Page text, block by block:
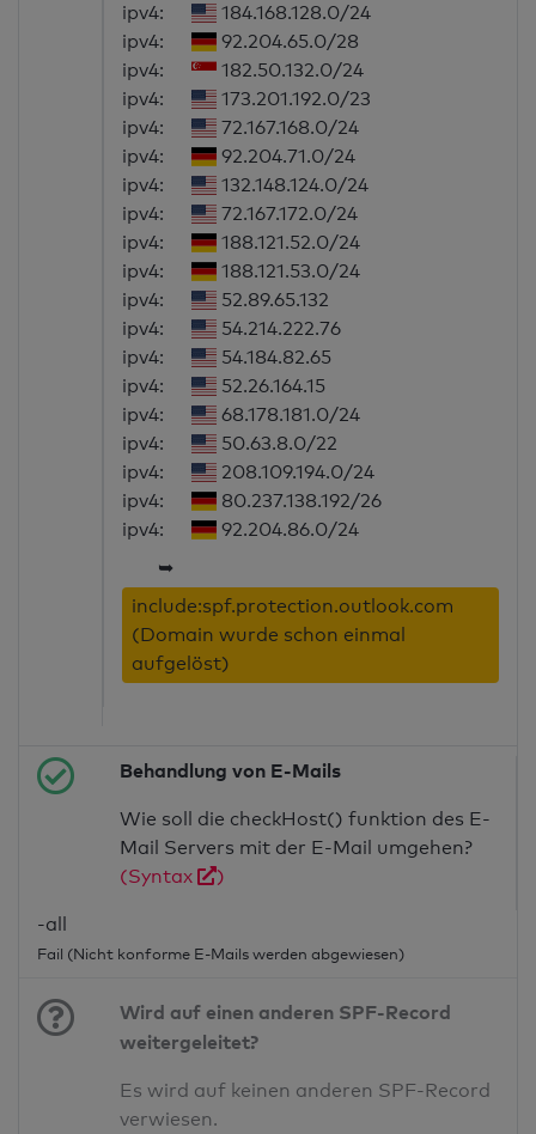
ipv4:
184.168.128.0/24
ipv4:
92.204.65.0/28
ipv4:
182.50.132.0/24
ipv4:
173.201.192.0/23
ipv4:
72.167.168.0/24
ipv4:
92.204.71.0/24
ipv4:
132.148.124.0/24
ipv4:
72.167.172.0/24
ipv4:
188.121.52.0/24
ipv4:
188.121.53.0/24
ipv4:
52.89.65.132
ipv4:
54.214.222.76
ipv4:
54.184.82.65
ipv4:
52.26.164.15
ipv4:
68.178.181.0/24
ipv4:
50.63.8.0/22
ipv4:
208.109.194.0/24
ipv4:
80.237.138.192/26
ipv4:
92.204.86.0/24
➥
include:spf.protection.outlook.com
(Domain wurde schon einmal
aufgelöst)
Behandlung von E-Mails
Wie soll die checkHost() funktion des E-
Mail Servers mit der E-Mail umgehen?
(Syntax
)
-all
Fail (Nicht konforme E-Mails werden abgewiesen)
Wird auf einen anderen SPF-Record
weitergeleitet?
Es wird auf keinen anderen SPF-Record
verwiesen.